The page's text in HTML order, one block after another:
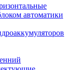
автоматики